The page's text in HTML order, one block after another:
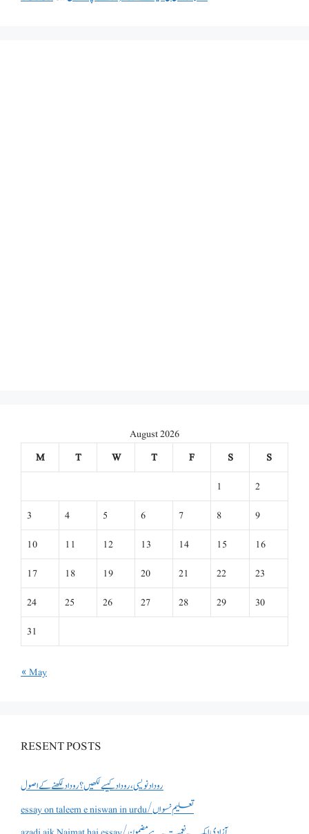
August 2026
M
T W T F S
S
1
2
3
4 5 6 7 8
9
10
11 12 13 14 15
16
17
18 19 20 21 22
23
24
25 26 27 28 29
30
31
« May
RESENT POSTS
روداد نویسی ،روداد کیسے لکھیں؟ روداد لکھنے کے اصول
essay on taleem e niswan in urdu/تعلیم نسواں